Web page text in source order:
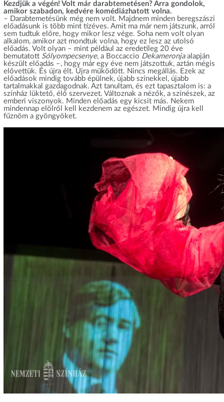
Kezdjük a végén! Volt már darabtemetésen? Arra gondolok,
amikor szabadon, kedvére komédiázhatott volna.
– Darabtemetésünk még nem volt. Majdnem minden beregszászi
előadásunk is több mint tízéves. Amit ma már nem játszunk, arról
sem tudtuk előre, hogy mikor lesz vége. Soha nem volt olyan
alkalom, amikor azt mondtuk volna, hogy ez lesz az utolsó
előadás. Volt olyan – mint például az eredetileg 20 éve
bemutatott Sólyompecsenye, a Boccaccio Dekameronjaalapján
készült előadás –, hogy már egy éve nem játszottuk, aztán mégis
elővettük. És újra élt. Újra működött. Nincs megállás. Ezek az
előadások mindig tovább épülnek, újabb színekkel, újabb
tartalmakkal gazdagodnak. Azt tanultam, és ezt tapasztalom is: a
színház lüktető, élő szervezet. Változnak a nézők, a színészek, az
emberi viszonyok. Minden előadás egy kicsit más. Nekem
mindennap elölről kell kezdenem az egészet. Mindig újra kell
fűznöm a gyöngyöket.